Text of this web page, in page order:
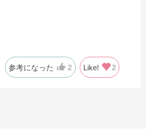
参考になった 2 Like! 2